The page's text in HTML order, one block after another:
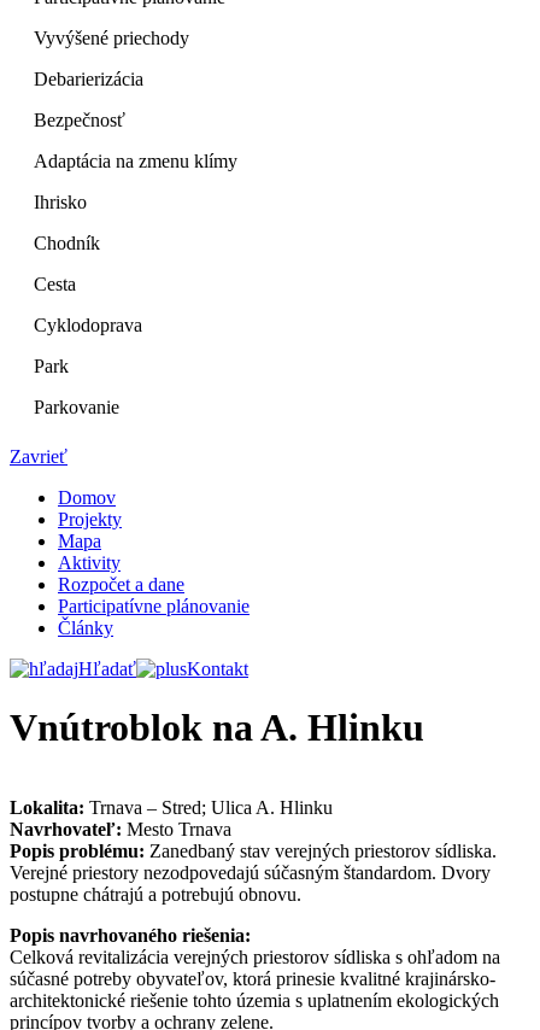
Vyvýšené priechody
Debarierizácia
Bezpečnosť
Adaptácia na zmenu klímy
Ihrisko
Chodník
Cesta
Cyklodoprava
Park
Parkovanie
Zavrieť
Domov
Projekty
Mapa
Aktivity
Rozpočet a dane
Participatívne plánovanie
Články
Hľadať
Kontakt
Vnútroblok na A. Hlinku
Lokalita: Trnava – Stred; Ulica A. Hlinku
Navrhovateľ: Mesto Trnava
Popis problému: Zanedbaný stav verejných priestorov sídliska.
Verejné priestory nezodpovedajú súčasným štandardom. Dvory
postupne chátrajú a potrebujú obnovu.
Popis navrhovaného riešenia:
Celková revitalizácia verejných priestorov sídliska s ohľadom na
súčasné potreby obyvateľov, ktorá prinesie kvalitné krajinársko-
architektonické riešenie tohto územia s uplatnením ekologických
princípov tvorby a ochrany zelene.